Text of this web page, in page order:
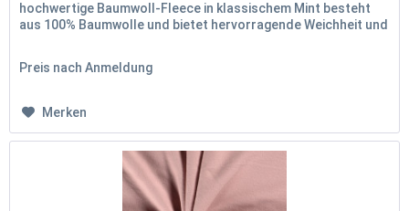
hochwertige Baumwoll-Fleece in klassischem Mint besteht
aus 100% Baumwolle und bietet hervorragende Weichheit und
Preis nach Anmeldung
Merken